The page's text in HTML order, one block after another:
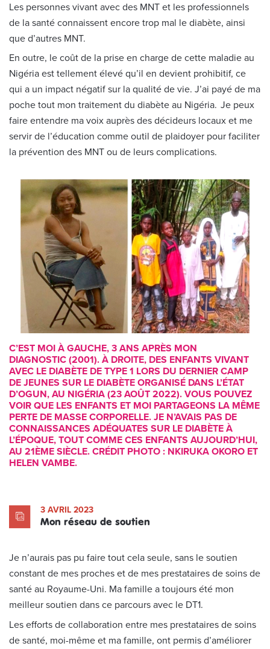
Les personnes vivant avec des MNT et les professionnels
de la santé connaissent encore trop mal le diabète, ainsi
que d’autres MNT.
En outre, le coût de la prise en charge de cette maladie au
Nigéria est tellement élevé qu’il en devient prohibitif, ce
qui a un impact négatif sur la qualité de vie. J’ai payé de ma
poche tout mon traitement du diabète au Nigéria. Je peux
faire entendre ma voix auprès des décideurs locaux et me
servir de l’éducation comme outil de plaidoyer pour faciliter
la prévention des MNT ou de leurs complications.
C’EST MOI À GAUCHE, 3 ANS APRÈS MON
DIAGNOSTIC (2001). À DROITE, DES ENFANTS VIVANT
AVEC LE DIABÈTE DE TYPE 1 LORS DU DERNIER CAMP
DE JEUNES SUR LE DIABÈTE ORGANISÉ DANS L’ÉTAT
D’OGUN, AU NIGÉRIA (23 AOÛT 2022). VOUS POUVEZ
VOIR QUE LES ENFANTS ET MOI PARTAGEONS LA MÊME
PERTE DE MASSE CORPORELLE. JE N’AVAIS PAS DE
CONNAISSANCES ADÉQUATES SUR LE DIABÈTE À
L’ÉPOQUE, TOUT COMME CES ENFANTS AUJOURD’HUI,
AU 21ÈME SIÈCLE. CRÉDIT PHOTO : NKIRUKA OKORO ET
HELEN VAMBE.
3 AVRIL 2023
Mon réseau de soutien
Je n’aurais pas pu faire tout cela seule, sans le soutien
constant de mes proches et de mes prestataires de soins de
santé au Royaume-Uni. Ma famille a toujours été mon
meilleur soutien dans ce parcours avec le DT1.
Les efforts de collaboration entre mes prestataires de soins
de santé, moi-même et ma famille, ont permis d’améliorer